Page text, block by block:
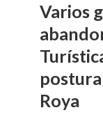
Varios
Roya